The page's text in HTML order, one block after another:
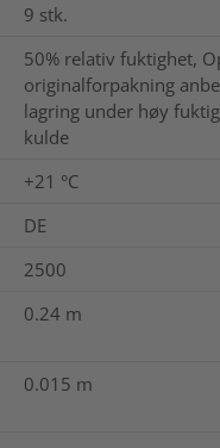
9 stk.
50% relativ fuktighet,
originalforpakning
lagring under høy
kulde
+21 °C
DE
2500
0.24 m
0.015 m